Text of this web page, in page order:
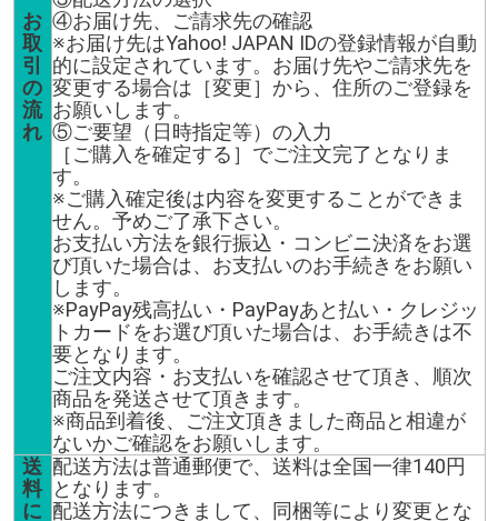
お
取
引
の
流
れ
④お届け先、ご請求先の確認
※お届け先はYahoo! JAPAN IDの登録情報が自動
的に設定されています。お届け先やご請求先を
変更する場合は［変更］から、住所のご登録を
お願いします。
⑤ご要望（日時指定等）の入力
［ご購入を確定する］でご注文完了となりま
す。
※ご購入確定後は内容を変更することができま
せん。予めご了承下さい。
お支払い方法を銀行振込・コンビニ決済をお選
び頂いた場合は、お支払いのお手続きをお願い
します。
※PayPay残高払い・PayPayあと払い・クレジッ
トカードをお選び頂いた場合は、お手続きは不
要となります。
ご注文内容・お支払いを確認させて頂き、順次
商品を発送させて頂きます。
※商品到着後、ご注文頂きました商品と相違が
ないかご確認をお願いします。
送
料
に
配送方法は普通郵便で、送料は全国一律140円
となります。
配送方法につきまして、同梱等により変更とな